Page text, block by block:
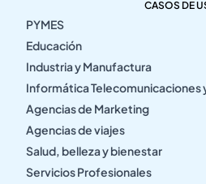
CASOS DE
PYMES
Educación
Industria y Manufactura
Informática Telecomunicaciones
Agencias de Marketing
Agencias de viajes
Salud, belleza y bienestar
Servicios Profesionales